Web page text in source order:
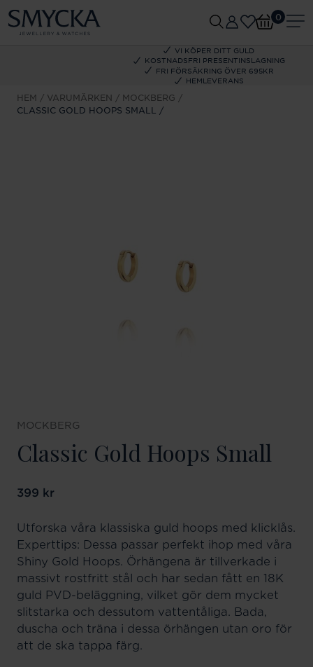
VI KÖPER DITT GULD
KOSTNADSFRI PRESENTINSLAGNING
FRI FÖRSÄKRING ÖVER 695KR
HEMLEVERANS
0
HEM VARUMÄRKEN
MOCKBERG
CLASSIC GOLD HOOPS SMALL
MOCKBERG
Classic Gold Hoops Small
Pris :399 kr
399 kr
Utforska våra klassiska guld hoops med klicklås.
Experttips: Dessa passar perfekt ihop med våra
Shiny Gold Hoops. Örhängena är tillverkade i
massivt rostfritt stål och har sedan fått en 18K
guld PVD-beläggning, vilket gör dem mycket
slitstarka och dessutom vattentåliga. Bada,
duscha och träna i dessa örhängen utan oro för
att de ska tappa färg.